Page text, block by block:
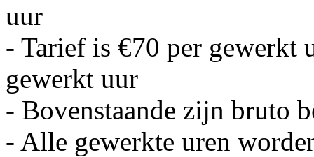
uur
- Tarief is €70 per gewerkt
gewerkt uur
- Bovenstaande zijn bruto
- Alle gewerkte uren